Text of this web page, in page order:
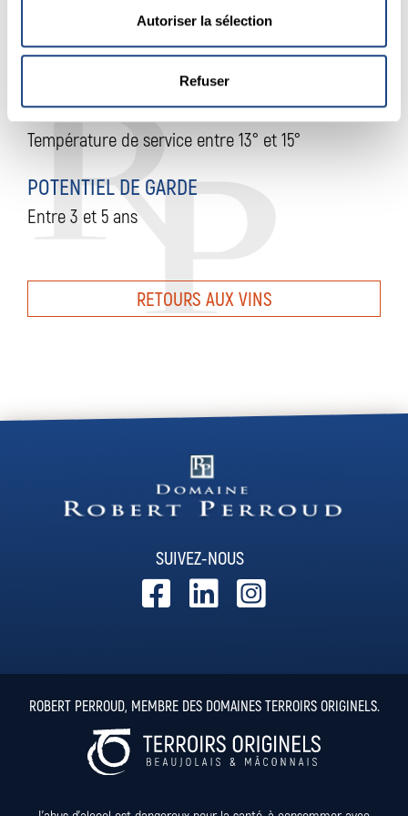
Autoriser la sélection
Refuser
Viandes rouges, viandes blanches, grillades, plats
exotiques, fromages à pâtes pressées cuites,
Température de service entre 13° et 15°
POTENTIEL DE GARDE
Entre 3 et 5 ans
RETOURS AUX VINS
SUIVEZ-NOUS
ROBERT PERROUD, MEMBRE DES DOMAINES TERROIRS ORIGINELS.